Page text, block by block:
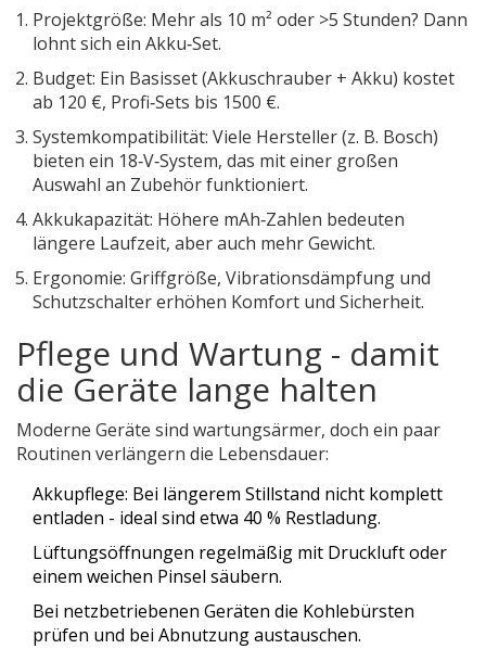
Projektgröße: Mehr als 10 m² oder >5 Stunden? Dann
lohnt sich ein Akku‑Set.
Budget: Ein Basisset (Akkuschrauber + Akku) kostet
ab 120 €, Profi‑Sets bis 1500 €.
Systemkompatibilität: Viele Hersteller (z. B. Bosch)
bieten ein 18‑V‑System, das mit einer großen
Auswahl an Zubehör funktioniert.
Akkukapazität: Höhere mAh‑Zahlen bedeuten
längere Laufzeit, aber auch mehr Gewicht.
Ergonomie: Griffgröße, Vibrationsdämpfung und
Schutzschalter erhöhen Komfort und Sicherheit.
Pflege und Wartung - damit
die Geräte lange halten
Moderne Geräte sind wartungsärmer, doch ein paar
Routinen verlängern die Lebensdauer:
Akkupflege: Bei längerem Stillstand nicht komplett
entladen - ideal sind etwa 40 % Restladung.
Lüftungsöffnungen regelmäßig mit Druckluft oder
einem weichen Pinsel säubern.
Bei netzbetriebenen Geräten die Kohlebürsten
prüfen und bei Abnutzung austauschen.